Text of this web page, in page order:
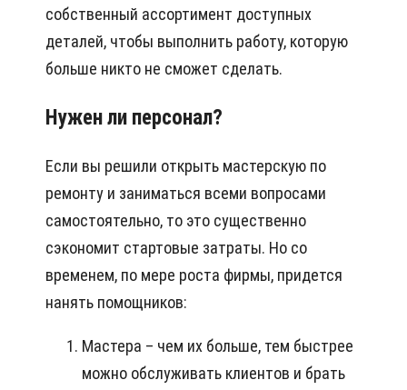
собственный ассортимент доступных
деталей, чтобы выполнить работу, которую
больше никто не сможет сделать.
Нужен ли персонал?
Если вы решили открыть мастерскую по
ремонту и заниматься всеми вопросами
самостоятельно, то это существенно
сэкономит стартовые затраты. Но со
временем, по мере роста фирмы, придется
нанять помощников:
Мастера – чем их больше, тем быстрее
можно обслуживать клиентов и брать